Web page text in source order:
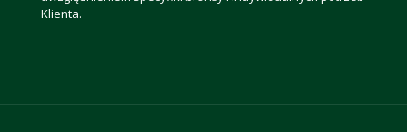
Klienta.